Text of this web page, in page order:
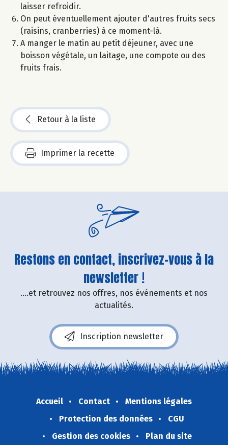
laisser refroidir.
On peut éventuellement ajouter d'autres fruits secs
(raisins, cranberries) à ce moment-là.
A manger le matin au petit déjeuner, avec une
boisson végétale, un laitage, une compote ou des
fruits frais.
Retour à la liste
Imprimer la recette
Restons en contact, inscrivez-vous à la
newsletter !
....et retrouvez nos offres, nos événements et nos
actualités.
Inscription newsletter
Accueil Contact
Mentions légales
Protection des données
CGU
Gestion des cookies
Plan du site